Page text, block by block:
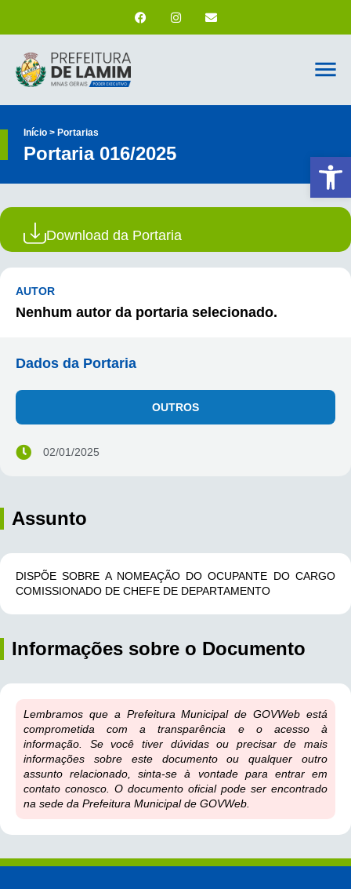
Início > Portarias
Portaria 016/2025
Download da Portaria
AUTOR
Nenhum autor da portaria selecionado.
Dados da Portaria
OUTROS
02/01/2025
Assunto
DISPÕE SOBRE A NOMEAÇÃO DO OCUPANTE DO CARGO
COMISSIONADO DE CHEFE DE DEPARTAMENTO
Informações sobre o Documento
Lembramos que a Prefeitura Municipal de GOVWeb está
comprometida com a transparência e o acesso à
informação. Se você tiver dúvidas ou precisar de mais
informações sobre este documento ou qualquer outro
assunto relacionado, sinta-se à vontade para entrar em
contato conosco. O documento oficial pode ser encontrado
na sede da Prefeitura Municipal de GOVWeb.